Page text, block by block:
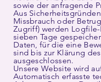
sowie der anfragende
Aus
Missbrauch oder
Zugriff) werden
sieben Tage
Daten, für die eine
sind bis zur Klärung
ausgeschlossen.
Unsere Website wird
Automatisch erfasste